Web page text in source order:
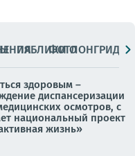
ПАБЛИКИ
ФОТОЛОНГРИДЫ
здоровым –
диспансеризации
осмотров, с
национальный проект
жизнь»